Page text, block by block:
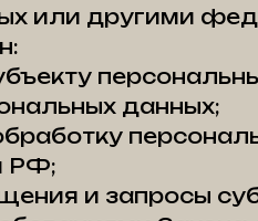
или другими
данных;
РФ;
и запросы